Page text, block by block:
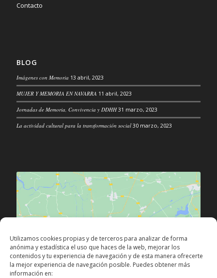
Utilizamos cookies propias y de terceros para analizar de forma
anónima y estadística el uso que haces de la web, mejorar los
contenidos y tu experiencia de navegación y de esta manera ofrecerte
la mejor experiencia de navegación posible. Puedes obtener más
información en:
Contacto
BLOG
Imágenes con Memoria 13 abril, 2023
MUJER Y MEMORIA EN NAVARRA 11 abril, 2023
Jornadas de Memoria, Convivencia y DDHH 31 marzo, 2023
La actividad cultural para la transformación social 30 marzo, 2023
márketing y permitir este contenido